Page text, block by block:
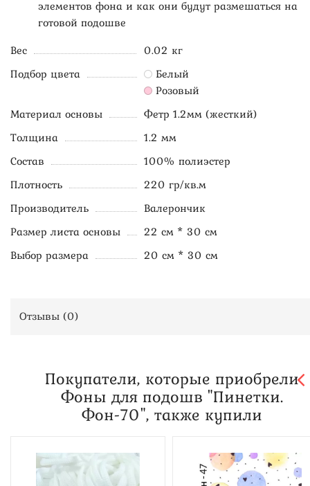
элементов фона и как они будут размешаться на
готовой подошве
Вес
0.02 кг
Подбор цвета
Белый
Розовый
Материал основы
Фетр 1.2мм (жесткий)
Толщина
1.2 мм
Состав
100% полиэстер
Плотность
220 гр/кв.м
Производитель
Валерончик
Размер листа основы
22 см * 30 см
Выбор размера
20 см * 30 см
Отзывы (0)
Покупатели, которые приобрели
Фоны для подошв "Пинетки.
Фон-70", также купили